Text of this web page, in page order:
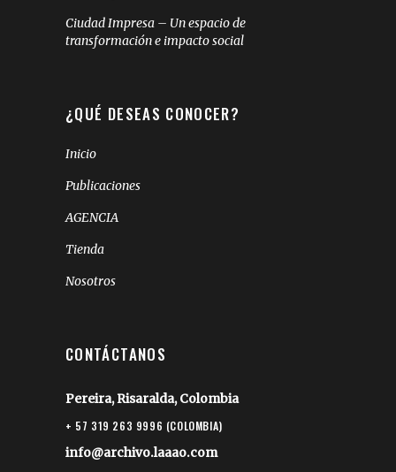
Ciudad Impresa – Un espacio de
transformación e impacto social
¿QUÉ DESEAS CONOCER?
Inicio
Publicaciones
AGENCIA
Tienda
Nosotros
CONTÁCTANOS
Pereira, Risaralda, Colombia
+ 57 319 263 9996 (COLOMBIA)
info@archivo.laaao.com